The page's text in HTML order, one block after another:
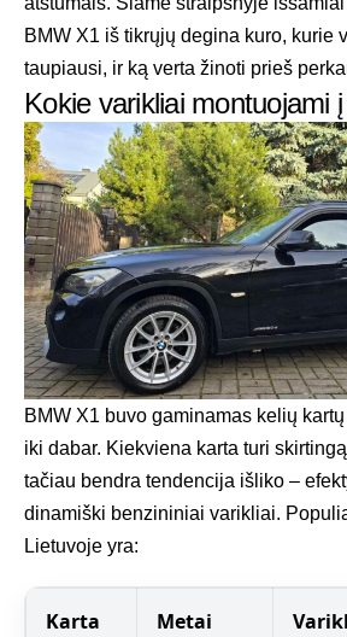
BMW X1 iš tikrųjų degina kuro, kurie
taupiausi, ir ką verta žinoti prieš
Kokie varikliai montuojami
BMW X1 buvo gaminamas kelių
iki dabar. Kiekviena karta turi
tačiau bendra tendencija išliko –
dinamiški benzininiai varikliai.
Lietuvoje yra:
Karta Metai